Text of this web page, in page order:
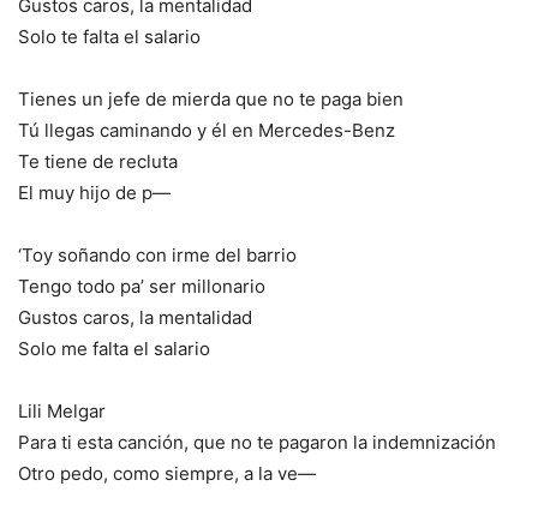
Gustos caros, la mentalidad
Solo te falta el salario
Tienes un jefe de mierda que no te paga bien
Tú llegas caminando y él en Mercedes-Benz
Te tiene de recluta
El muy hijo de p—
‘Toy soñando con irme del barrio
Tengo todo pa’ ser millonario
Gustos caros, la mentalidad
Solo me falta el salario
Lili Melgar
Para ti esta canción, que no te pagaron la indemnización
Otro pedo, como siempre, a la ve—